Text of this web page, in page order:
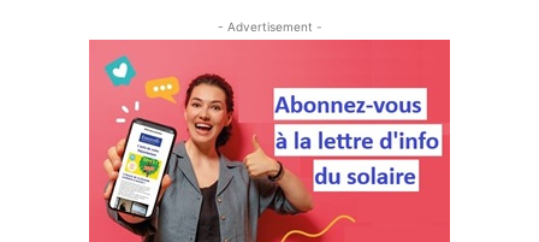
- Advertisement -